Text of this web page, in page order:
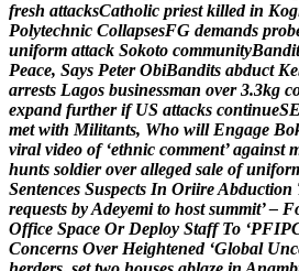
fresh attacksCatholic priest killed in Kog
Polytechnic CollapsesFG demands prob
uniform attack Sokoto communityBandit
Peace, Says Peter ObiBandits abduct Ke
arrests Lagos businessman over 3.3kg c
expand further if US attacks continueSE
met with Militants, Who will Engage Bo
viral video of ‘ethnic comment’ against
hunts soldier over alleged sale of unifor
Sentences Suspects In OriireAbduction
requests byAdeyemi to host summit’ – F
Office Space Or Deploy Staff To ‘PFIP
Concerns Over Heightened ‘Global Unc